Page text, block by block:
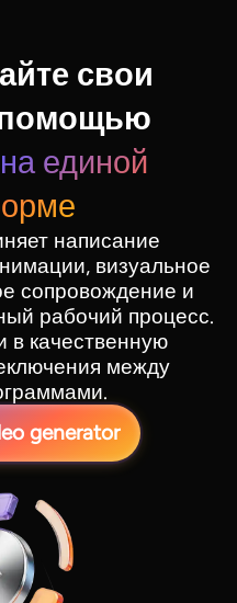
свои
помощью
на единой
написание
визуальное
сопровождение и
рабочий процесс.
качественную
между
generator